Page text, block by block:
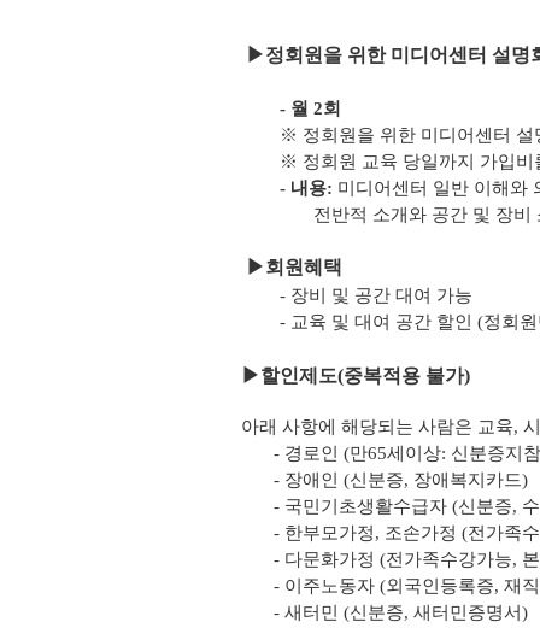
▶정회원을 위한 미디어센터 설명
- 월 2회
※ 정회원을 위한 미디어센터 설
※ 정회원 교육 당일까지 가입비
- 내용: 미디어센터 일반 이해와
전반적 소개와 공간 및 장
▶회원혜택
- 장비 및 공간 대여 가능
- 교육 및 대여 공간 할인 (정회
▶할인제도(중복적용 불가)
아래 사항에 해당되는 사람은 교육,
- 경로인 (만65세이상: 신분증지
- 장애인 (신분증, 장애복지카드)
- 국민기초생활수급자 (신분증,
- 한부모가정, 조손가정 (전가족
- 다문화가정 (전가족수강가능,
- 이주노동자 (외국인등록증, 재
- 새터민 (신분증, 새터민증명서)